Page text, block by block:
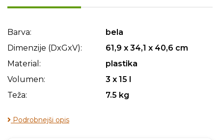
Barva:
bela
Dimenzije (DxGxV):
61,9 x 34,1 x 40,6 cm
Material:
plastika
Volumen:
3 x 15 l
Teža:
7.5 kg
Podrobnejši opis